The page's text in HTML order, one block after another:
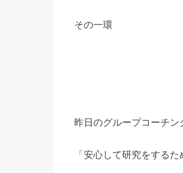
その一環
昨日のグループコーチン
「安心して研究をするた